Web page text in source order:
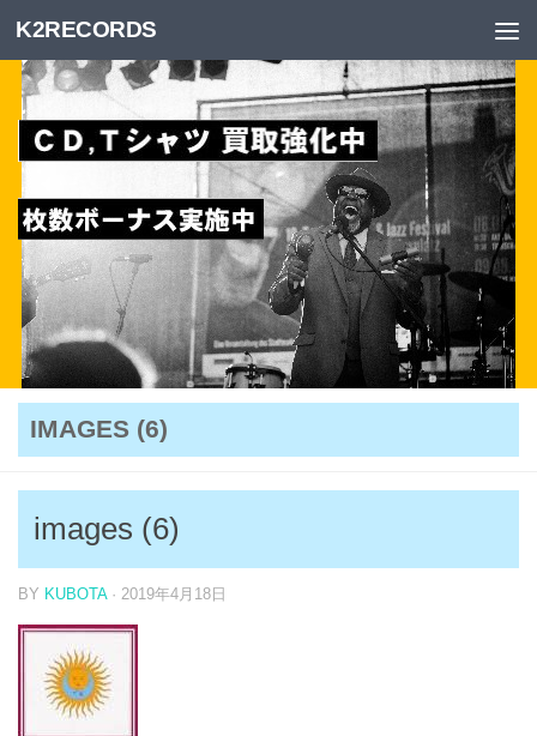
Skip to content
K2RECORDS
IMAGES (6)
images (6)
BY KUBOTA · 2019年4月18日